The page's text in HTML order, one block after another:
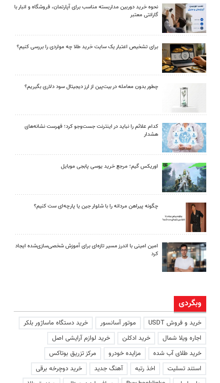
نحوه خرید دوربین مداربسته مناسب برای آپارتمان، فروشگاه و انبار با
گارانتی معتبر
برای تشخیص اعتبار یک سایت خرید طلا چه مواردی را بررسی کنیم؟
چطور بدون معامله در بیت‌پین از ارز دیجیتال سود دلاری بگیریم؟
کدام علائم را نباید در اینترنت جست‌وجو کرد؛ فهرست نشانه‌های
هشدار
اوریکس گیم؛ مرجع خرید یوسی پابجی موبایل
چگونه پیراهن مردانه را با شلوار جین یا پارچه‌ای ست کنیم؟
امین امینی با اندرز مسیر تازه‌ای برای آموزش شخصی‌سازی‌شده ایجاد
کرد
وبگردی
خرید و فروش USDT موتور آسانسور
خرید دستگاه ماساژور بلکر
اجاره ویلا شمال
خرید ادکلن
خرید لوازم آرایشی اصل
خرید طلای آب شده
مزایده خودرو
مرکز تزریق بوتاکس
استند تسلیت
اخذ رتبه آهنگ جدید
خرید دوچرخه برقی